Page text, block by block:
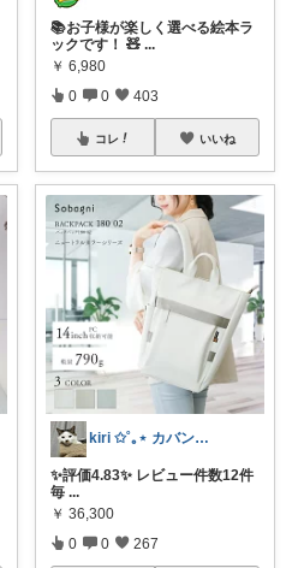
📚お子様が楽しく選べる絵本ラ
ックです！ 🧸 ...
￥ 6,980
0 0 403
コレ いいね
kiri ✩˚｡⋆ カバン屋さん✩˚｡⋆
✨評価4.83✨ レビュー件数12件
毎 ...
￥ 36,300
0 0 267